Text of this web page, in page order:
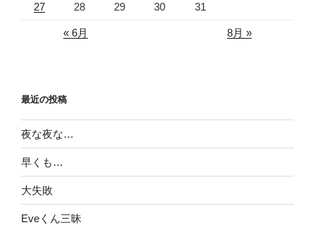
27 28 29 30 31
« 6月 8月 »
最近の投稿
夜な夜な…
早くも…
大失敗
Eveくん三昧